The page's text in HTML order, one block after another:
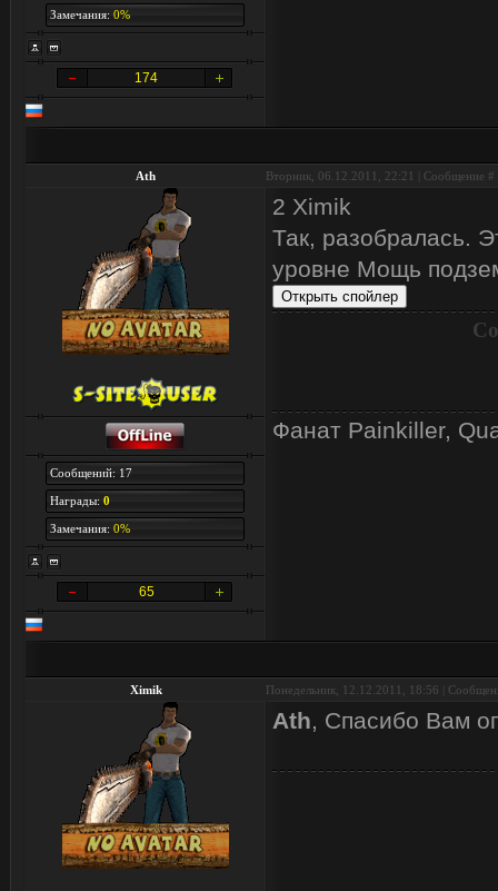
Замечания: 0%
174
Ath Вторник, 06.12.2011, 22:21 | Сообщение #
Сообщений: 17
Награды: 0
Замечания: 0%
65
2 Ximik
Так, разобралась.
уровне Мощь
Фанат Painkiller,
Ximik Понедельник, 12.12.2011, 18:56 |
Ath, Спасибо Вам